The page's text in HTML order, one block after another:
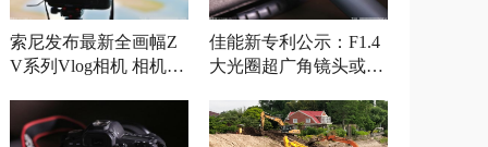
索尼发布最新全画幅Z
V系列Vlog相机 相机参
佳能新专利公示：F1.4
大光圈超广角镜头或将